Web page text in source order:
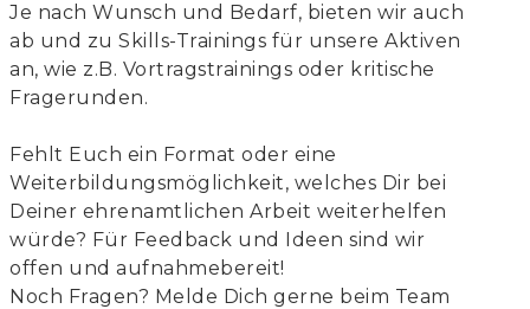
Je nach Wunsch und Bedarf, bieten wir auch
ab und zu Skills-Trainings für unsere Aktiven
an, wie z.B. Vortragstrainings oder kritische
Fragerunden.
Fehlt Euch ein Format oder eine
Weiterbildungsmöglichkeit, welches Dir bei
Deiner ehrenamtlichen Arbeit weiterhelfen
würde? Für Feedback und Ideen sind wir
offen und aufnahmebereit!
Noch Fragen? Melde Dich gerne beim Team